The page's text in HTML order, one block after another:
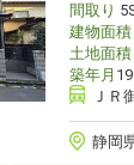
間取り
建物面積
土地面積
築年月
ＪＲ
静岡